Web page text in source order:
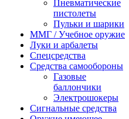
Пневматические
пистолеты
Пульки и шарики
ММГ / Учебное оружие
Луки и арбалеты
Спецсредства
Средства самообороны
Газовые
баллончики
Электрошокеры
Сигнальные средства